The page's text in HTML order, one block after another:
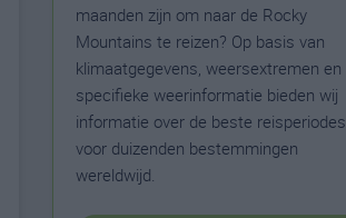
maanden zijn om naar de Rocky
Mountains te reizen? Op basis van
klimaatgegevens, weersextremen en
specifieke weerinformatie bieden wij
informatie over de beste reisperiodes
voor duizenden bestemmingen
wereldwijd.